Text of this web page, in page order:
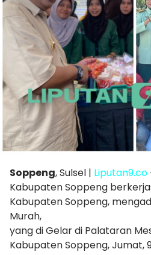
Soppeng, Sulsel | Liputan9.co
Kabupaten Soppeng
Kabupaten Soppeng,
Murah,
yang di Gelar di Palataran
Kabupaten Soppeng, Jumat,